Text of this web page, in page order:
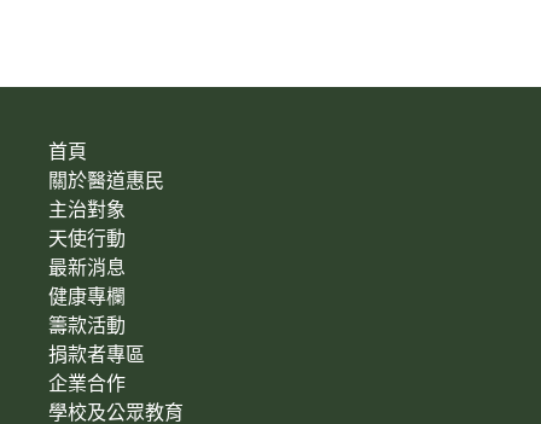
首頁
關於醫道惠民
主治對象
天使行動
最新消息
健康專欄
籌款活動
捐款者專區
企業合作
學校及公眾教育